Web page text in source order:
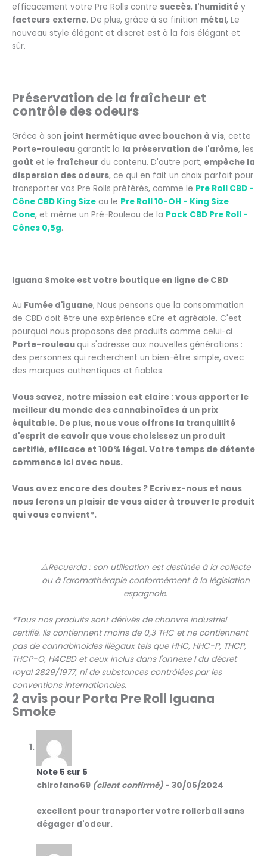
efficacement votre Pre Rolls contre succès, l'humidité y
facteurs externe. De plus, grâce à sa finition métal, Le
nouveau style élégant et discret est à la fois élégant et
sûr.
Préservation de la fraîcheur et
contrôle des odeurs
Grâce à son joint hermétique avec bouchon à vis, cette
Porte-rouleau garantit la la préservation de l'arôme, les
goût et le fraîcheur du contenu. D'autre part, empêche la
dispersion des odeurs, ce qui en fait un choix parfait pour
transporter vos Pre Rolls préférés, comme le Pre Roll CBD -
Cône CBD King Size ou le Pre Roll 10-OH - King Size
Cone, et même un Pré-Rouleau de la Pack CBD Pre Roll -
Cônes 0,5g.
Iguana Smoke est votre boutique en ligne de CBD
Au Fumée d'iguane, Nous pensons que la consommation
de CBD doit être une expérience sûre et agréable. C'est
pourquoi nous proposons des produits comme celui-ci
Porte-rouleau qui s'adresse aux nouvelles générations :
des personnes qui recherchent un bien-être simple, avec
des marques authentiques et fiables.
Vous savez, notre mission est claire : vous apporter le
meilleur du monde des cannabinoïdes à un prix
équitable. De plus, nous vous offrons la tranquillité
d'esprit de savoir que vous choisissez un produit
certifié, efficace et 100% légal. Votre temps de détente
commence ici avec nous.
Vous avez encore des doutes ? Ecrivez-nous et nous
nous ferons un plaisir de vous aider à trouver le produit
qui vous convient*.
⚠️Recuerda : son utilisation est destinée à la collecte
ou à l'aromathérapie conformément à la législation
espagnole.
*Tous nos produits sont dérivés de chanvre industriel
certifié. Ils contiennent moins de 0,3 THC et ne contiennent
pas de cannabinoïdes illégaux tels que HHC, HHC-P, THCP,
THCP-O, H4CBD et ceux inclus dans l'annexe I du décret
royal 2829/1977, ni de substances contrôlées par les
conventions internationales.
2 avis pour Porta Pre Roll Iguana
Smoke
Note 5 sur 5
chirofano69 (client confirmé) - 30/05/2024
excellent pour transporter votre rollerball sans
dégager d'odeur.